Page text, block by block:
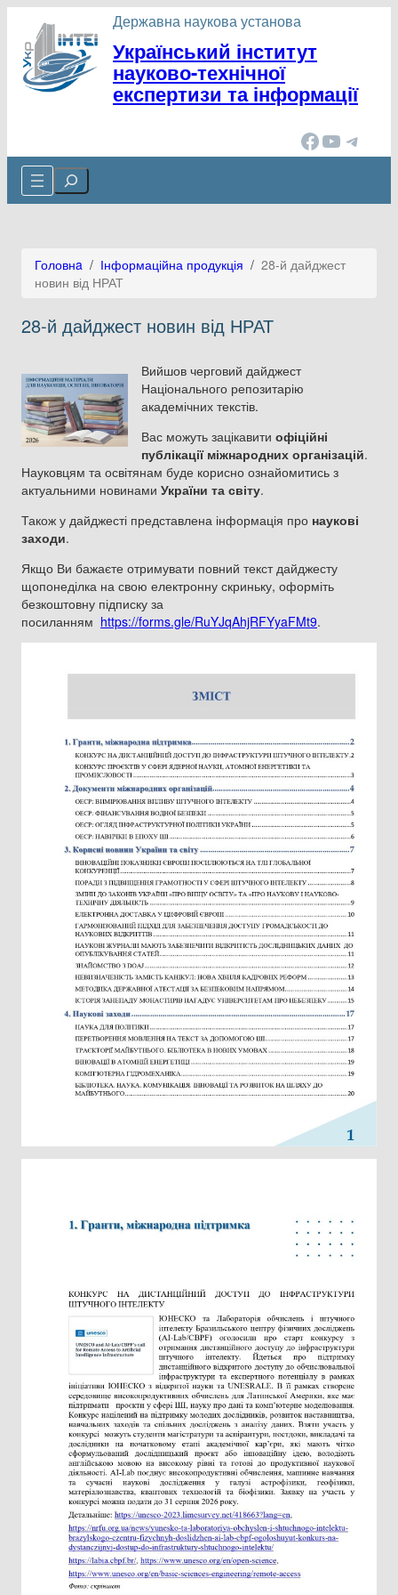
вмісту
Державна наукова установа
Український інститут
науково-технічної
експертизи та інформації
Facebook YouTube Telegram
Cerca
Головнa / Інформаційна продукція / 28-й дайджест
новин від НРАТ
28-й дайджест новин від НРАТ
Вийшов черговий дайджест
Національного репозитарію
академічних текстів.
Вас можуть зацікавити офіційні
публікації міжнародних організацій.
Науковцям та освітянам буде корисно ознайомитись з
актуальними новинами України та світу.
Також у дайджесті представлена інформація про наукові
заходи.
Якщо Ви бажаєте отримувати повний текст дайджесту
щопонеділка на свою електронну скриньку, оформіть
безкоштовну підписку за
посиланням https://forms.gle/RuYJqAhjRFYyaFMt9.